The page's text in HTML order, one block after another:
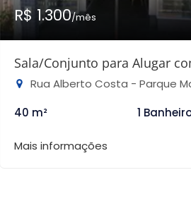
R$ 1.300/mês
Sala/Conjunto para Alugar
Rua Alberto Costa - Parque
40 m²
1
Mais informações